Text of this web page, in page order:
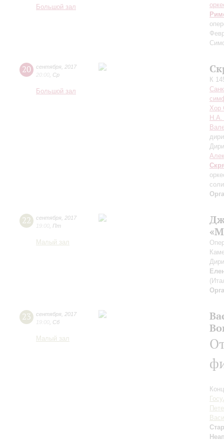
Большой зал
20 сентября 2017
Ср
Большой зал
К
Хор
Н.А.
22 сентября 2017
19:00
Пт
Малый зал
23 сентября 2017
19:00
Сб
Малый зал